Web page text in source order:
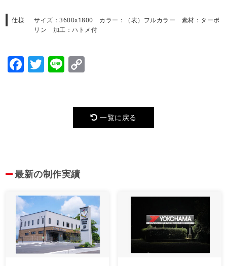
仕様
サイズ：3600x1800 カラー：（表）フルカラー 素材：ターポ
リン 加工：ハトメ付
Facebook
Twitter
Line
一覧に戻る
最新の制作実績